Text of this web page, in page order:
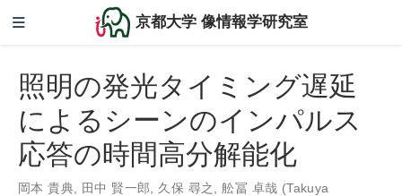
京都大学 像情報学研究室
照明の発光タイミング遅延
によるシーンのインパルス
応答の時間高分解能化
岡本 貴典 田中 賢一郎 久保 尋之 ,舩冨 卓哉 (Takuya